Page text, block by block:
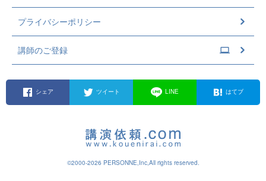
プライバシーポリシー
講師のご登録
シェア ツイート LINE はてブ
©2000-2026 PERSONNE,Inc,All rights reserved.